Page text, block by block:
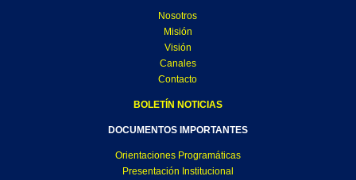
Nosotros
Misión
Visión
Canales
Contacto
BOLETÍN NOTICIAS
DOCUMENTOS IMPORTANTES
Orientaciones Programáticas
Presentación Institucional